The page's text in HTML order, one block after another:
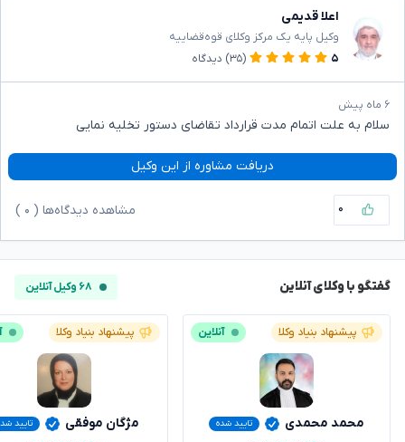
اعلا قدیمی
وکیل پایه یک مرکز وکلای قوه‌قضاییه
۵
(۳۵) دیدگاه
۶ ماه پیش
سلام به علت اتمام مدت قرارداد تقاضای دستور تخلیه نمایی
دریافت مشاوره از این وکیل
۰ مشاهده دیدگاه‌ها ( ۰
گفتگو با وکلای آنلاین ۶۸ وکیل آنلاین
پیشنهاد بنیاد وکلا آنلاین
محمد محمدی
تایید شده
پیشنهاد بنیاد وکلا
مژگان موفقی
تایید